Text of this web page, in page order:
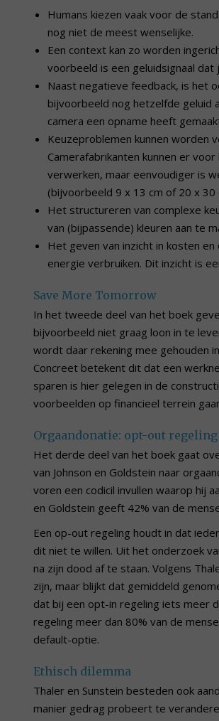
Humans kiezen vaak voor de
nog niet de meest wenselijke.
Een context kan zo worden
voorbeeld is een geluidsignaal
Naast negatieve feedback, is het
bijvoorbeeld nog hetzelfde geluid
camera een opname heeft
Keuzeproblemen kunnen
Camerafabrikanten kunnen er
verwerken, maar eenvoudiger is
(bijvoorbeeld 9 x 13 cm of 20 x 30
Het structureren van complexe
van (bijpassende) kleuren aan te
Het geven van inzicht in kosten
energie verbruiken. Dit inzicht is
Save More Tomorrow
In het tweede deel van het boek
bijvoorbeeld niet graag loon in te
wordt daar rekening mee gehouden
Concreet betekent dit dat een
sparen is hier gelegen in de
voorbeelden op financieel terrein
Orgaandonatie: opt-out regeling
Het derde deel van het boek gaat
van Johnson en Goldstein naar
voren een codicil invullen waarop hij
en Goldstein geeft 42% van de
Een op-out regeling houdt in dat
dit niet te willen. Uit het onderzoek
na zijn dood af te staan. Volgens
zijn, maar blijkt dat gemiddeld
dat bij een opt-in regeling iets meer
regeling meer dan 80% van de
default-optie.
Ethisch dilemma
Thaler en Sunstein besteden ook
manier gedrag probeert te